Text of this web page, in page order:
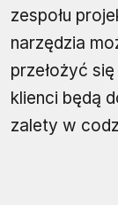
zespołu
narzędzia
przełożyć
klienci będą
zalety w